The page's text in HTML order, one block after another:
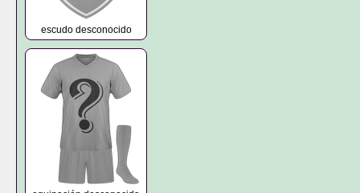
escudo desconocido